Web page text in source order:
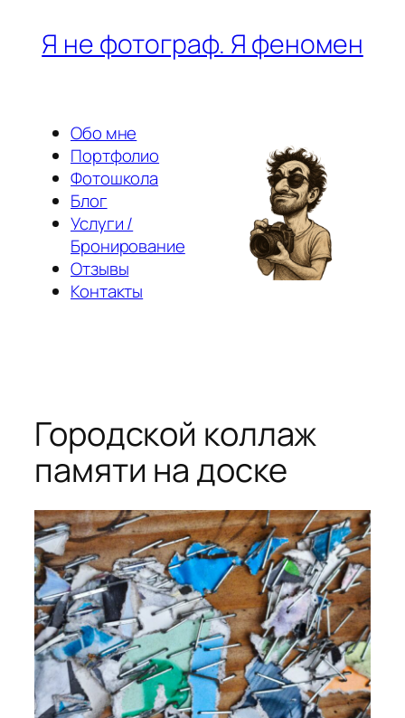
ПерейтиЯ не фотограф. Я феномен
Обо мне
Портфолио
Фотошкола
Блог
Услуги /
Бронирование
Отзывы
Контакты
Городской коллаж
памяти на доске